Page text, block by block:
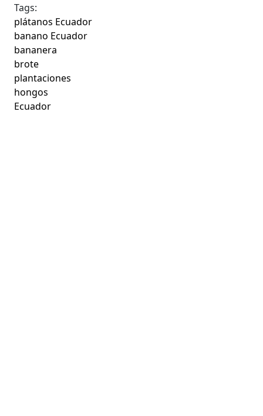
Tags:
plátanos Ecuador
banano Ecuador
bananera
brote
plantaciones
hongos
Ecuador